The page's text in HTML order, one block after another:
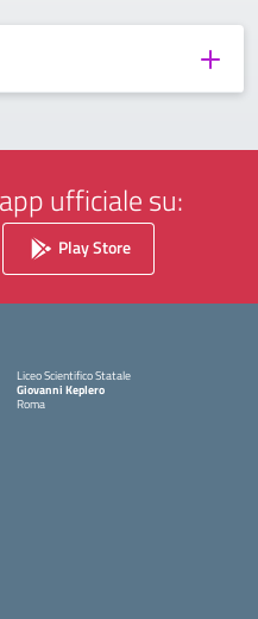
ufficiale su:
Play Store
Liceo Scientifico Statale
Giovanni Keplero
Roma